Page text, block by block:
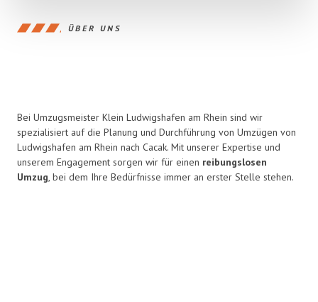
ÜBER UNS
Bei Umzugsmeister Klein Ludwigshafen am Rhein sind wir
spezialisiert auf die Planung und Durchführung von Umzügen von
Ludwigshafen am Rhein nach Cacak. Mit unserer Expertise und
unserem Engagement sorgen wir für einen reibungslosen
Umzug, bei dem Ihre Bedürfnisse immer an erster Stelle stehen.